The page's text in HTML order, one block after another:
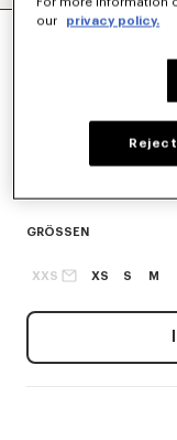
UNISEX-„KENZO
GRÖSSEN
XXS XS S M
our
privacy policy.
Reject